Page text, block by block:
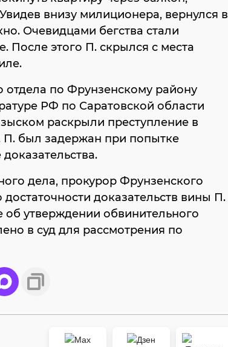
внизу милиционера, вернулся в
Очевидцами бегства стали
После этого П. скрылся с места
отдела по Фрунзенскому району
РФ по Саратовской области
раскрыли преступление в
П. был задержан при попытке
дела, прокурор Фрунзенского
доказательств вины П.
утверждении обвинительного
в суд для рассмотрения по